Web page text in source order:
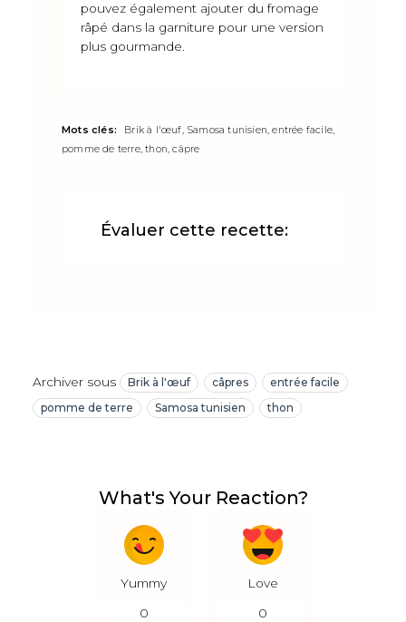
pouvez également ajouter du fromage
râpé dans la garniture pour une version
plus gourmande.
Mots clés:
Brik à l'œuf, Samosa tunisien, entrée facile,
pomme de terre, thon, câpre
Évaluer cette recette:
Archiver sous Brik à l'œuf câpres
entrée facile
pomme de terre
Samosa tunisien thon
What's Your Reaction?
Yummy
0
Love
0